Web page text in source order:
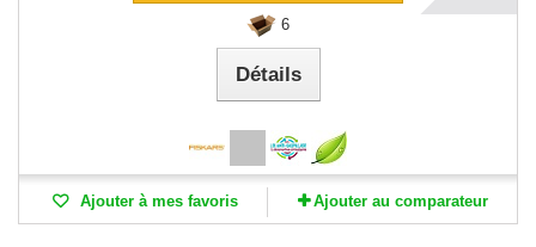
6
Détails
Ajouter à mes favoris Ajouter au comparateur